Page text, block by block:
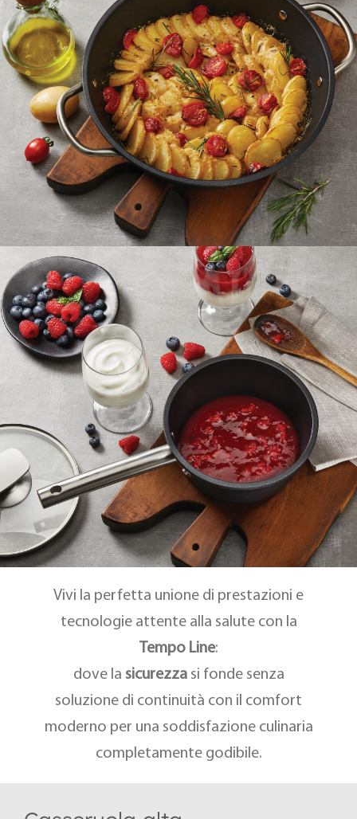
Vivi la perfetta unione di prestazioni e
tecnologie attente alla salute con la
Tempo Line:
dove la sicurezzasi fonde senza
soluzione di continuità con il comfort
moderno per una soddisfazione culinaria
completamente godibile.